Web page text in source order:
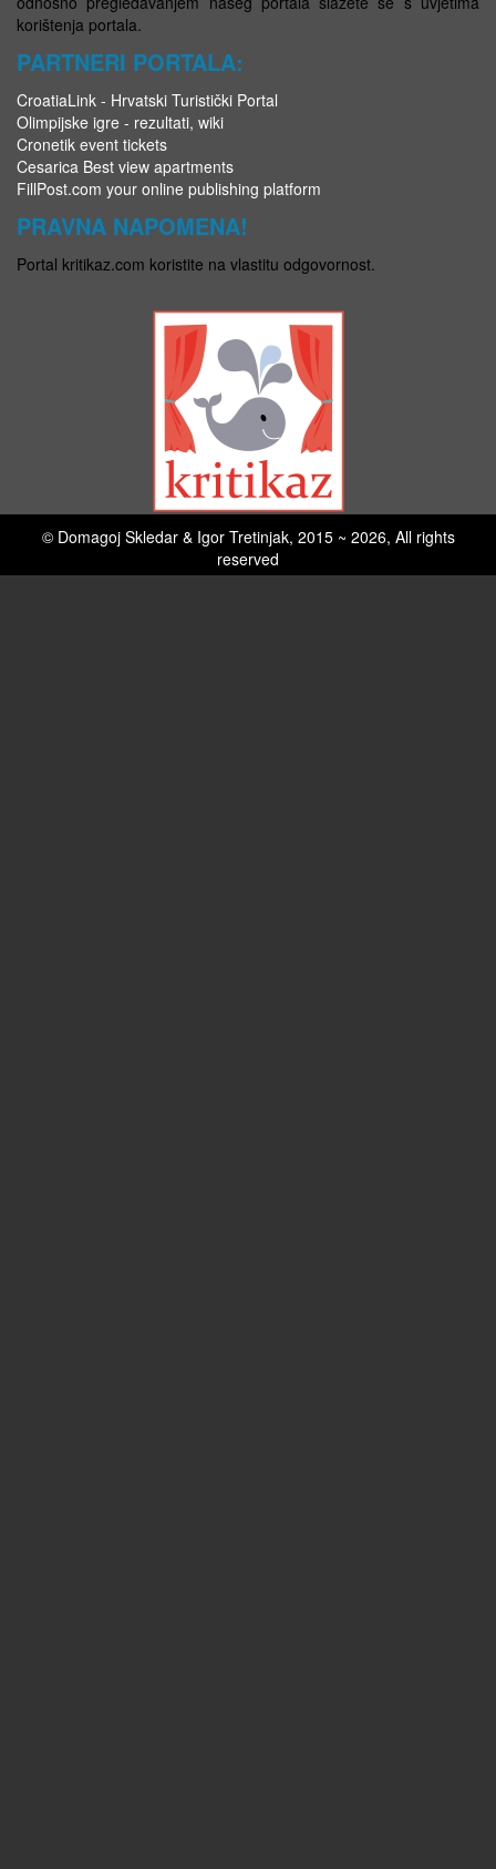
korištenja portala.
PARTNERI PORTALA:
CroatiaLink - Hrvatski Turistički Portal
Olimpijske igre - rezultati, wiki
Cronetik event tickets
Cesarica Best view apartments
FillPost.com your online publishing platform
PRAVNA NAPOMENA!
Portal kritikaz.com koristite na vlastitu odgovornost.
© Domagoj Skledar & Igor Tretinjak, 2015 ~ 2026, All rights
reserved